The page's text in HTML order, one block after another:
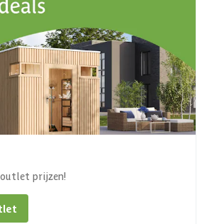
prijzen!